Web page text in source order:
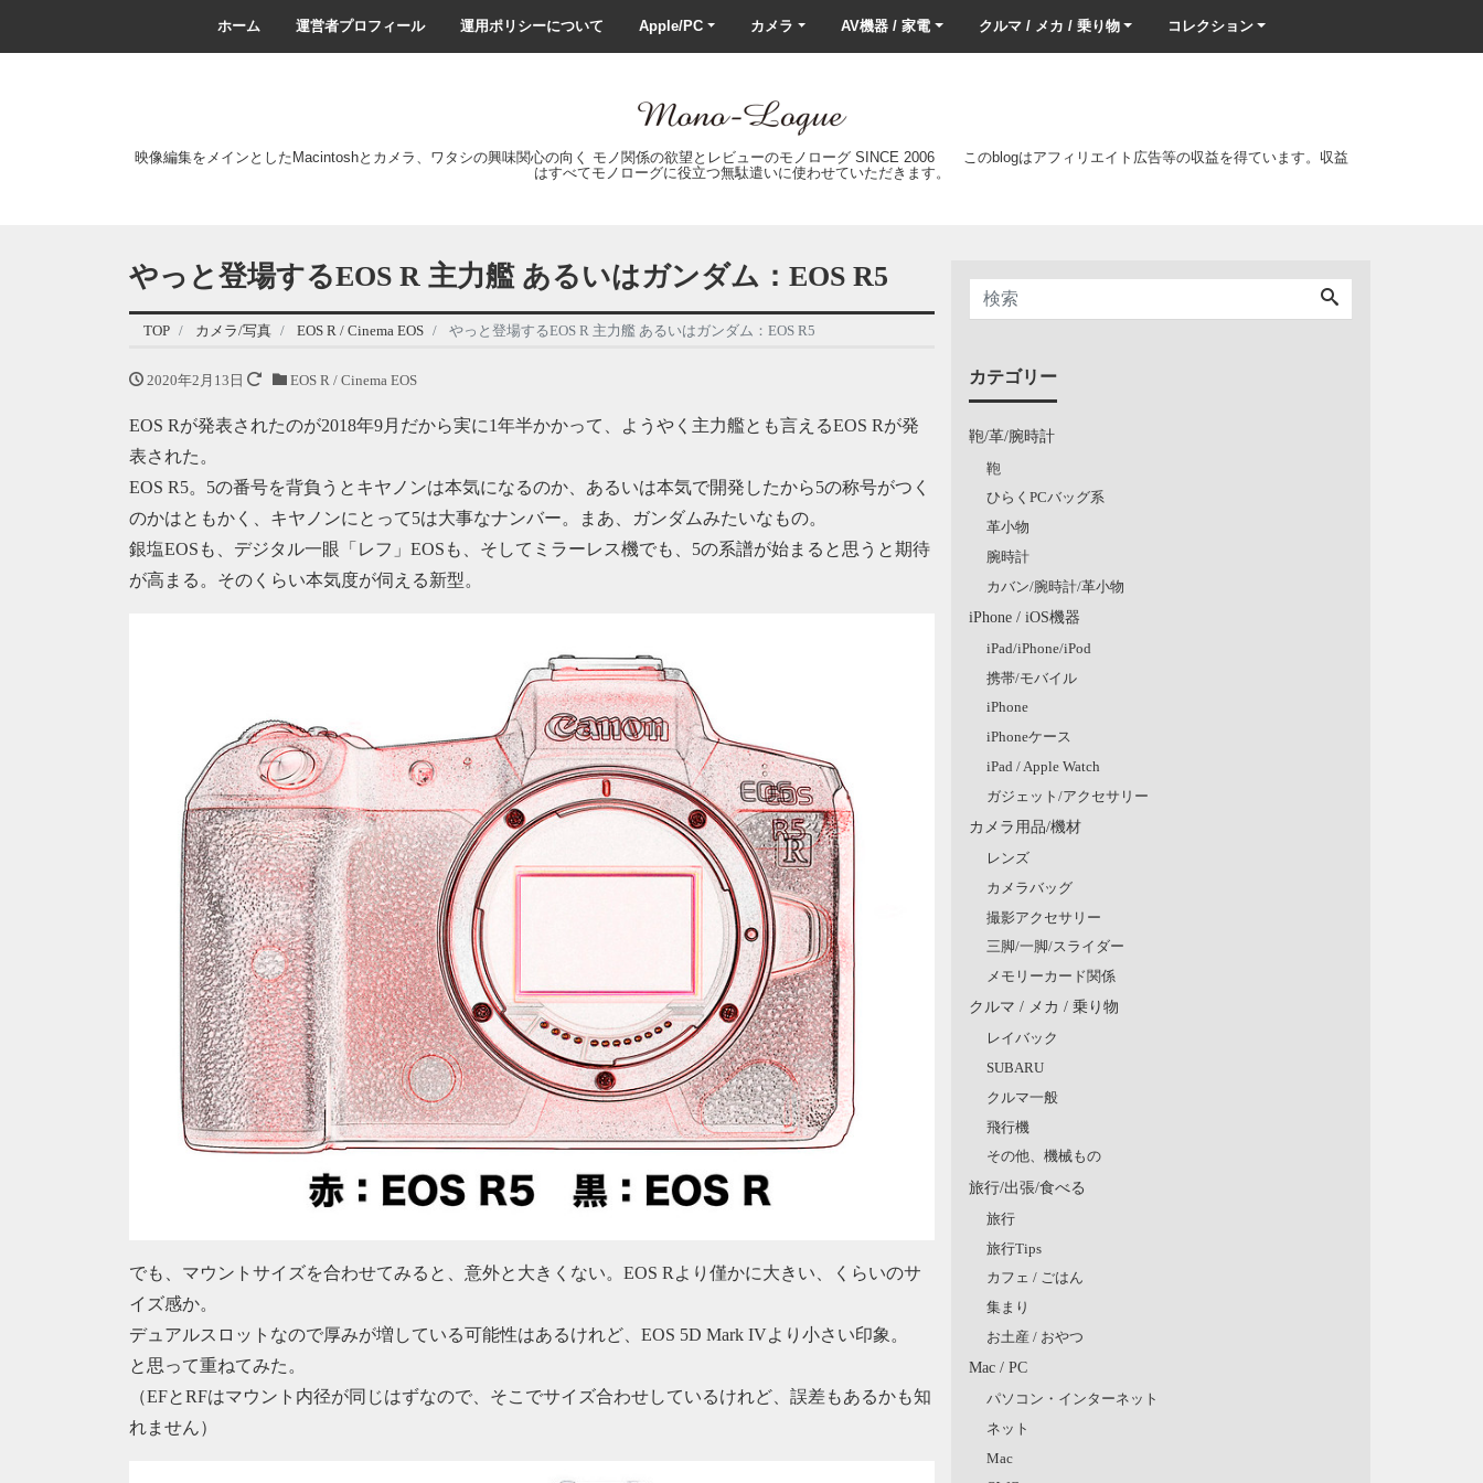
ホーム 運営者プロフィール 運用ポリシーについて Apple/PC カメラ AV機器 / 家電 クルマ / メカ / 乗り物 コレクション
映像編集をメインとしたMacintoshとカメラ、ワタシの興味関心の向く モノ関係の欲望とレビューのモノローグ SINCE 2006 このblogはアフィリエイト広告等の収益を得ています。収益
はすべてモノローグに役立つ無駄遣いに使わせていただきます。
やっと登場するEOS R 主力艦 あるいはガンダム：EOS R5
TOP カメラ/写真 EOS R / Cinema EOS やっと登場するEOS R 主力艦 あるいはガンダム：EOS R5
2020年2月13日 EOS R / Cinema EOS
EOS Rが発表されたのが2018年9月だから実に1年半かかって、ようやく主力艦とも言えるEOS Rが発
表された。
EOS R5。5の番号を背負うとキヤノンは本気になるのか、あるいは本気で開発したから5の称号がつく
のかはともかく、キヤノンにとって5は大事なナンバー。まあ、ガンダムみたいなもの。
銀塩EOSも、デジタル一眼「レフ」EOSも、そしてミラーレス機でも、5の系譜が始まると思うと期待
が高まる。そのくらい本気度が伺える新型。
でも、マウントサイズを合わせてみると、意外と大きくない。EOS Rより僅かに大きい、くらいのサ
イズ感か。
デュアルスロットなので厚みが増している可能性はあるけれど、EOS 5D Mark IVより小さい印象。
と思って重ねてみた。
（EFとRFはマウント内径が同じはずなので、そこでサイズ合わせしているけれど、誤差もあるかも知
れません）
カテゴリー
鞄/革/腕時計
鞄
ひらくPCバッグ系
革小物
腕時計
カバン/腕時計/革小物
iPhone / iOS機器
iPad/iPhone/iPod
携帯/モバイル
iPhone
iPhoneケース
iPad / Apple Watch
ガジェット/アクセサリー
カメラ用品/機材
レンズ
カメラバッグ
撮影アクセサリー
三脚/一脚/スライダー
メモリーカード関係
クルマ / メカ / 乗り物
レイバック
SUBARU
クルマ一般
飛行機
その他、機械もの
旅行/出張/食べる
旅行
旅行Tips
カフェ / ごはん
集まり
お土産 / おやつ
Mac / PC
パソコン・インターネット
ネット
Mac